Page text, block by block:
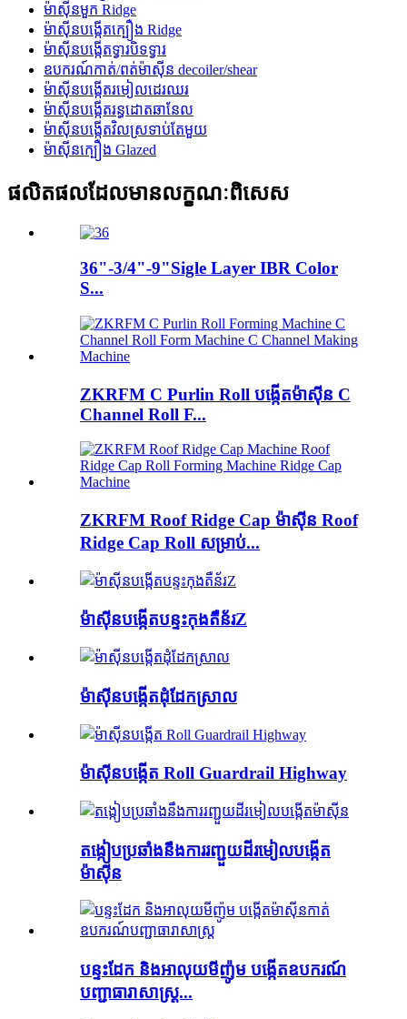
ម៉ាស៊ីនមួក Ridge
ម៉ាស៊ីនបង្កើតក្បឿង Ridge
ម៉ាស៊ីនបង្កើតទ្វារបិទទ្វារ
ឧបករណ៍កាត់/ពត់ម៉ាស៊ីន decoiler/shear
ម៉ាស៊ីនបង្កើតរមៀលដេរឈរ
ម៉ាស៊ីនបង្កើតរន្ធដោតឆានែល
ម៉ាស៊ីនបង្កើតវិលស្រទាប់តែមួយ
ម៉ាស៊ីនក្បឿង Glazed
ផលិតផលដែលមានលក្ខណៈពិសេស
36"-3/4"-9"Sigle Layer IBR Color
S...
ZKRFM C Purlin Roll បង្កើតម៉ាស៊ីន C
Channel Roll F...
ZKRFM Roof Ridge Cap ម៉ាស៊ីន Roof
Ridge Cap Roll សម្រាប់...
ម៉ាស៊ីនបង្កើតបន្ទះកុងតឺន័រZ
ម៉ាស៊ីនបង្កើតដុំដែកស្រាល
ម៉ាស៊ីនបង្កើត Roll Guardrail Highway
តង្កៀបប្រឆាំងនឹងការរញ្ជួយដីរមៀលបង្កើត
ម៉ាស៊ីន
បន្ទះដែក និងអាលុយមីញ៉ូម បង្កើតឧបករណ៍
បញ្ជាធារាសាស្ត្រ...